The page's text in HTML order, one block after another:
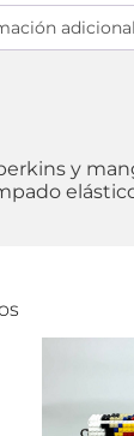
adicional
y